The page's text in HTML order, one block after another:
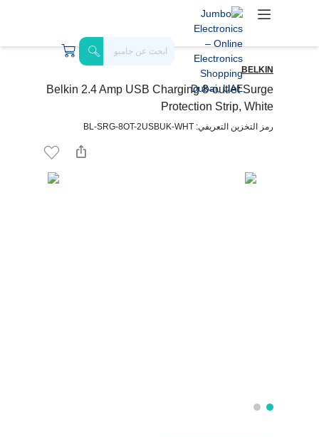
BELKIN
Belkin 2.4 Amp USB Charging 8-outlet Surge
Protection Strip, White
رمز التخزين التعريفي: BL-SRG-8OT-2USBUK-WHT